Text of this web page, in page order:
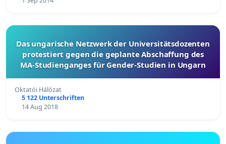
Das ungarische Netzwerk der Universitätsdozenten
protestiert gegen die geplante Abschaffung des
MA-Studienganges für Gender-Studien in Ungarn
Oktatói Hálózat
5 122 Unterschriften
14 Aug 2018